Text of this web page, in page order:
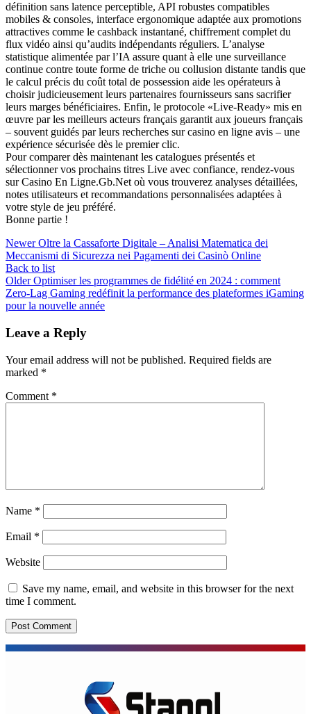
définition sans latence perceptible, API robustes compatibles
mobiles & consoles, interface ergonomique adaptée aux promotions
attractives comme le cashback instantané, chiffrement complet du
flux vidéo ainsi qu’audits indépendants réguliers. L’analyse
statistique alimentée par l’IA assure quant à elle une surveillance
continue contre toute forme de triche ou collusion distante tandis que
le calcul précis du coût total de possession aide les opérateurs à
choisir judicieusement leurs partenaires fournisseurs sans sacrifier
leurs marges bénéficiaires. Enfin, le protocole «Live‑Ready» mis en
œuvre par les meilleurs acteurs français garantit aux joueurs français
– souvent guidés par leurs recherches sur casino en ligne avis – une
expérience sécurisée dès le premier clic.
Pour comparer dès maintenant les catalogues présentés et
sélectionner vos prochains titres Live avec confiance, rendez‑vous
sur Casino En Ligne.Gb.Net où vous trouverez analyses détaillées,
notes utilisateurs et recommandations personnalisées adaptées à
votre style de jeu préféré.
Bonne partie !
Newer Oltre la Cassaforte Digitale – Analisi Matematica dei
Meccanismi di Sicurezza nei Pagamenti dei Casinò Online
Back to list
Older Optimiser les programmes de fidélité en 2024 : comment
Zero‑Lag Gaming redéfinit la performance des plateformes iGaming
pour la nouvelle année
Leave a Reply
Your email address will not be published. Required fields are
marked *
Comment *
Name *
Email *
Website
Save my name, email, and website in this browser for the next
time I comment.